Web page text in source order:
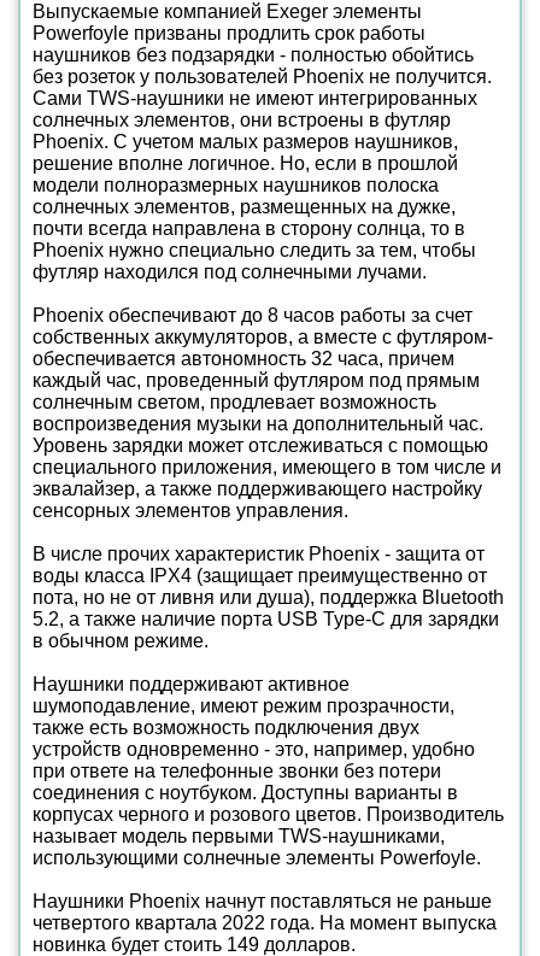
Выпускаемые компанией Exeger элементы
Powerfoyle призваны продлить срок работы
наушников без подзарядки - полностью обойтись
без розеток у пользователей Phoenix не получится.
Сами TWS-наушники не имеют интегрированных
солнечных элементов, они встроены в футляр
Phoenix. С учетом малых размеров наушников,
решение вполне логичное. Но, если в прошлой
модели полноразмерных наушников полоска
солнечных элементов, размещенных на дужке,
почти всегда направлена в сторону солнца, то в
Phoenix нужно специально следить за тем, чтобы
футляр находился под солнечными лучами.
Phoenix обеспечивают до 8 часов работы за счет
собственных аккумуляторов, а вместе с футляром-
обеспечивается автономность 32 часа, причем
каждый час, проведенный футляром под прямым
солнечным светом, продлевает возможность
воспроизведения музыки на дополнительный час.
Уровень зарядки может отслеживаться с помощью
специального приложения, имеющего в том числе и
эквалайзер, а также поддерживающего настройку
сенсорных элементов управления.
В числе прочих характеристик Phoenix - защита от
воды класса IPX4 (защищает преимущественно от
пота, но не от ливня или душа), поддержка Bluetooth
5.2, а также наличие порта USB Type-C для зарядки
в обычном режиме.
Наушники поддерживают активное
шумоподавление, имеют режим прозрачности,
также есть возможность подключения двух
устройств одновременно - это, например, удобно
при ответе на телефонные звонки без потери
соединения с ноутбуком. Доступны варианты в
корпусах черного и розового цветов. Производитель
называет модель первыми TWS-наушниками,
использующими солнечные элементы Powerfoyle.
Наушники Phoenix начнут поставляться не раньше
четвертого квартала 2022 года. На момент выпуска
новинка будет стоить 149 долларов.